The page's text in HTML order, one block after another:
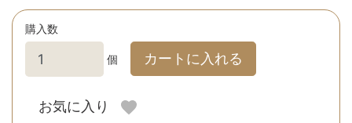
購入数
個 カートに入れる
お気に入り